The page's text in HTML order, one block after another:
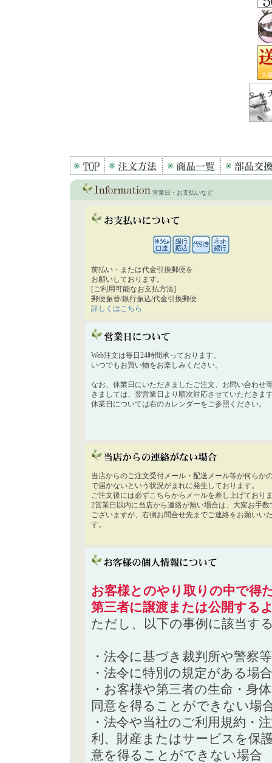
営業日・お支払いなど
前払い・または代金引換郵便を
お願いしております。
[ご利用可能なお支払方法]
郵便振替/銀行振込/代金引換郵便
詳しくはこちら
Web注文は毎日24時間承っております。
いつでもお買い物をお楽しみください。
なお、休業日にいただきましたご注文、お問い合わせ
きましては、翌営業日より順次対応させていただきま
休業日については右のカレンダーをご参照ください。
当店からのご注文受付メール・配送メール等が何らか
で届かないという状況がまれに発生しております。
ご注文後には必ずこちらからメールを差し上げており
2営業日以内に当店から連絡が無い場合は、大変お手数
ございますが、右側お問合せ先までご連絡をお願いい
す。
お客様とのやり取りの中で得
第三者に譲渡または公開する
ただし、以下の事例に該当す
・法令に基づき裁判所や警察
・法令に特別の規定がある場合
・お客様や第三者の生命・身
同意を得ることができない場
・法令や当社のご利用規約・
利、財産またはサービスを保
意を得ることができない場合